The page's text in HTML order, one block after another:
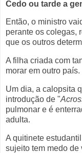
Cedo ou tarde a
Então, o ministro
perante os colegas,
que os outros
A filha criada com
morar em outro país.
Um dia, a calopsita
introdução de "
pulmonar e é
adulta.
A quitinete
sujeito tem medo